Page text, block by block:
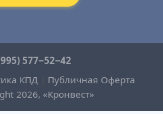
2026, «Кронвест»
577−52−42
КПД Публичная Оферта